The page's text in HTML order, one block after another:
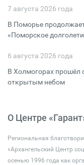
7 августа 2026 года
В Поморье
«Поморское
6 августа 2026 года
В Холмогорах прошёл
открытым небом
О Центре
Региональная
«Архангельский Центр
осенью 1996 года как